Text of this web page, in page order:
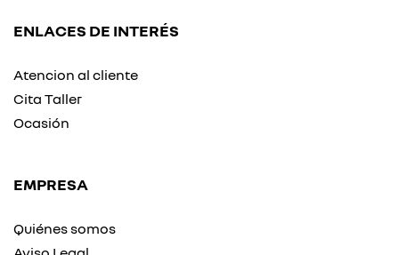
ENLACES DE INTERÉS
Atencion al cliente
Cita Taller
Ocasión
EMPRESA
Quiénes somos